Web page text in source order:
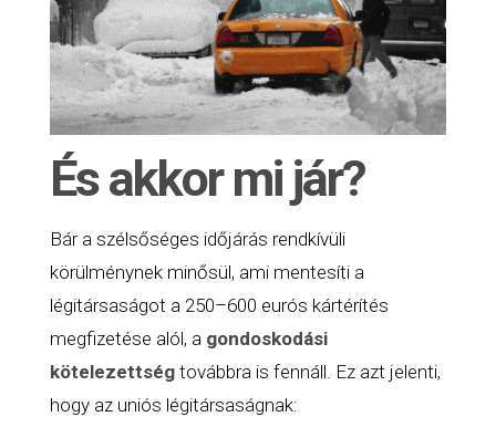
És akkor mi jár?
Bár a szélsőséges időjárás rendkívüli
körülménynek minősül, ami mentesíti a
légitársaságot a 250–600 eurós kártérítés
megfizetése alól, a gondoskodási
kötelezettség továbbra is fennáll. Ez azt jelenti,
hogy az uniós légitársaságnak: